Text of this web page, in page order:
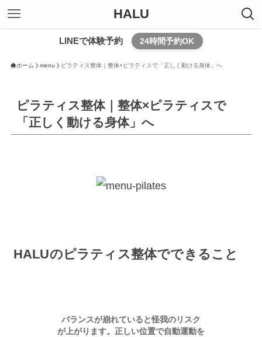
HALU
LINEで体験予約 24時間予約OK
ホーム menu ピラティス整体｜整体×ピラティスで「正しく動ける身体」へ
ピラティス整体｜整体×ピラティスで
「正しく動ける身体」へ
HALUのピラティス整体でできること
バランスが崩れていると怪我のリスク
が上がります。正しい位置で自動運動を